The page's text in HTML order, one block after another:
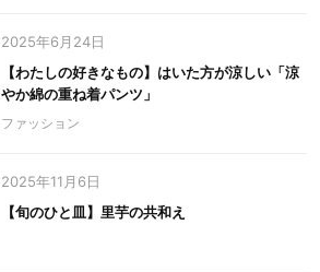
2025年6月24日
【わたしの好きなもの】はいた方が涼しい「涼
やか綿の重ね着パンツ」
ファッション
2025年11月6日
【旬のひと皿】里芋の共和え